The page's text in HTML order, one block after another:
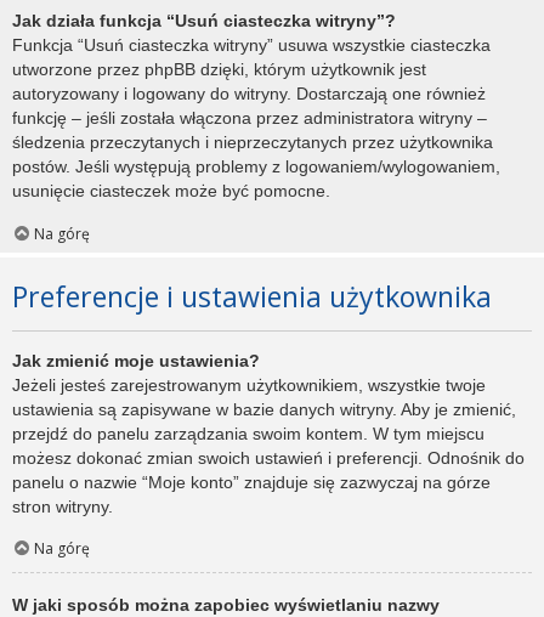
Jak działa funkcja “Usuń ciasteczka witryny”?
Funkcja “Usuń ciasteczka witryny” usuwa wszystkie ciasteczka
utworzone przez phpBB dzięki, którym użytkownik jest
autoryzowany i logowany do witryny. Dostarczają one również
funkcję – jeśli została włączona przez administratora witryny –
śledzenia przeczytanych i nieprzeczytanych przez użytkownika
postów. Jeśli występują problemy z logowaniem/wylogowaniem,
usunięcie ciasteczek może być pomocne.
Na górę
Preferencje i ustawienia użytkownika
Jak zmienić moje ustawienia?
Jeżeli jesteś zarejestrowanym użytkownikiem, wszystkie twoje
ustawienia są zapisywane w bazie danych witryny. Aby je zmienić,
przejdź do panelu zarządzania swoim kontem. W tym miejscu
możesz dokonać zmian swoich ustawień i preferencji. Odnośnik do
panelu o nazwie “Moje konto” znajduje się zazwyczaj na górze
stron witryny.
Na górę
W jaki sposób można zapobiec wyświetlaniu nazwy